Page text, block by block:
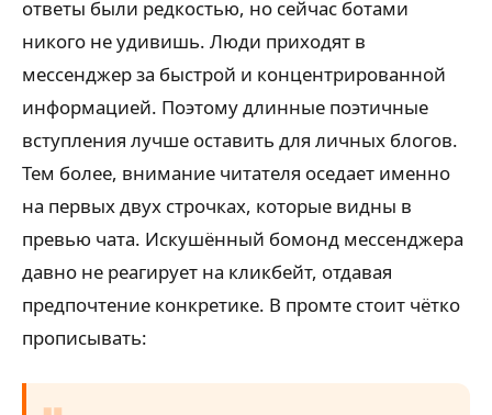
ответы были редкостью, но сейчас ботами
никого не удивишь. Люди приходят в
мессенджер за быстрой и концентрированной
информацией. Поэтому длинные поэтичные
вступления лучше оставить для личных блогов.
Тем более, внимание читателя оседает именно
на первых двух строчках, которые видны в
превью чата. Искушённый бомонд мессенджера
давно не реагирует на кликбейт, отдавая
предпочтение конкретике. В промте стоит чётко
прописывать: